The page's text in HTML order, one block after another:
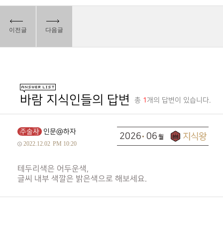
이전글 다음글
바람 지식인들의 답변 총 1 개의 답변이 있습니다.
주술사 인문@하자
2022.12.02 PM 10:20
테두리색은 어두운색,
글씨 내부 색깔은 밝은색으로 해보세요.
2026 06